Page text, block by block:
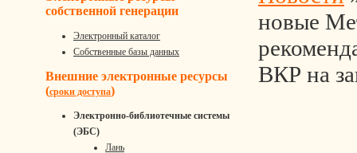
собственной генерации
Электронный каталог
Собственные базы данных
Внешние электронные ресурсы
(сроки доступа)
Электронно-библиотечные системы
(ЭБС)
Лань
новые
ВКР на